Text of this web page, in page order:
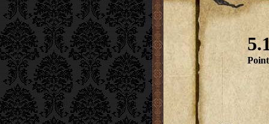
Программа
Форум
Facebook
Гостевая
Галереи
Музыка
Видео
Субтитры
Заметки
Мысли
Откровение